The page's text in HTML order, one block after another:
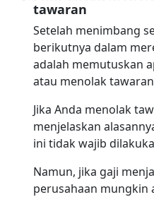
tawaran
Setelah menimbang
berikutnya dalam
adalah memutuskan
atau menolak
Jika Anda menolak
menjelaskan
ini tidak wajib
Namun, jika gaji
perusahaan mungkin